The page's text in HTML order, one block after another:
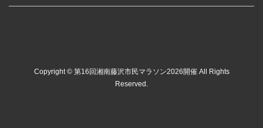
Copyright © 第16回湘南藤沢市民マラソン2026開催 All Rights
Reserved.